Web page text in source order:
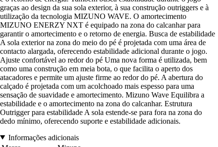
graças ao design da sua sola exterior, à sua construção outriggers e à
utilização da tecnologia MIZUNO WAVE. O amortecimento
MIZUNO ENERZY NXT é equipado na zona do calcanhar para
garantir o amortecimento e o retorno de energia. Busca de estabilidade
A sola exterior na zona do meio do pé é projetada com uma área de
contacto alargada, oferecendo estabilidade adicional durante o jogo.
Ajuste confortável ao redor do pé Uma nova forma é utilizada, bem
como uma construção em meia bota, o que facilita o aperto dos
atacadores e permite um ajuste firme ao redor do pé. A abertura do
calçado é projetada com um acolchoado mais espesso para uma
sensação de suavidade e amortecimento. Mizuno Wave Equilibra a
estabilidade e o amortecimento na zona do calcanhar. Estrutura
Outrigger para estabilidade A sola estende-se para fora na zona do
dedo mínimo, oferecendo suporte e estabilidade adicionais.
Informações adicionais